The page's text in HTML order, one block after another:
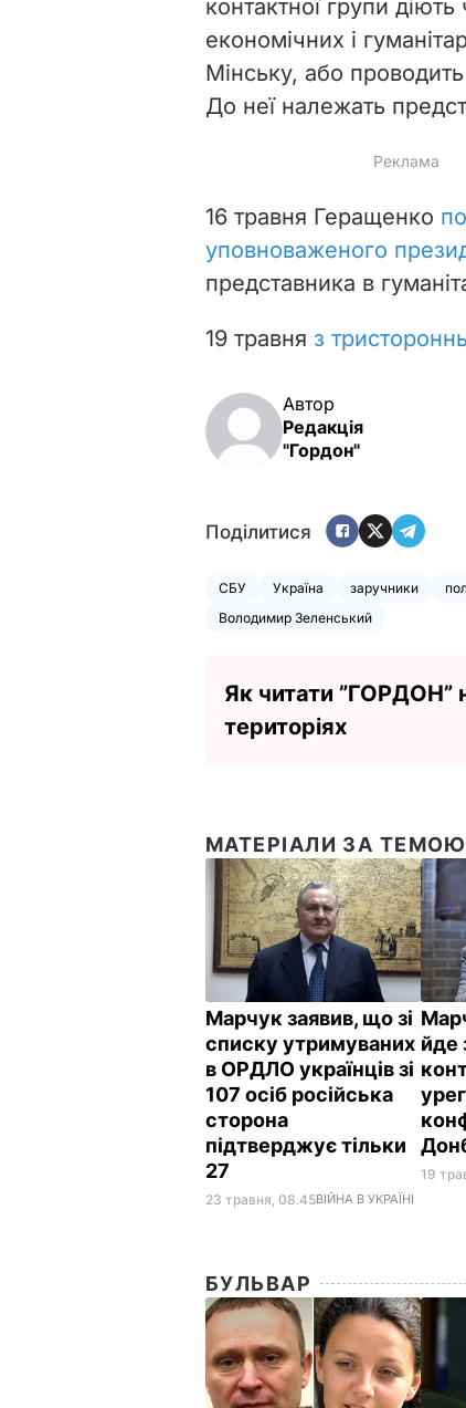
контактної групи
економічних і
Мінську, або
До неї належать
16 травня Геращенко
уповноваженого
представника в
19 травня з
Автор
Редакція
"Гордон"
Поділитися
СБУ Україна заручники
Володимир Зеленський
Як читати ”ГОРДОН”
територіях
МАТЕРІАЛИ ЗА ТЕМОЮ
Марчук заявив, що зі
списку утримуваних
в ОРДЛО українців зі
107 осіб російська
сторона
підтверджує тільки
27
23 травня, 08.45ВІЙНА В УКРАЇНІ
йде
19
БУЛЬВАР